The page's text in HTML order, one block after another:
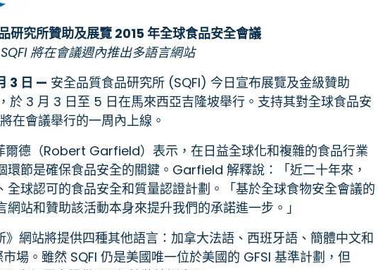
研究所贊助及展覽 2015 年全球食品安全會議
SQFI 將在會議週內推出多語言網站
3 日 — 安全品質食品研究所 (SQFI) 今日宣布展覽及金級贊助
於 3 月 3 日至 5 日在馬來西亞吉隆坡舉行。支持其對全球食品安
在會議舉行的一周內上線。
爾德（Robert Garfield）表示，在日益全球化和複雜的食品行業
環節是確保食品安全的關鍵。Garfield 解釋說：「近二十年來，
全球認可的食品安全和質量認證計劃。「基於全球食物安全會議的
站和贊助該活動本身來提升我們的承諾進一步。」
網站將提供四種其他語言：加拿大法語、西班牙語、簡體中文和
場。雖然 SQFI 仍是美國唯一位於美國的 GFSI 基準計劃，但